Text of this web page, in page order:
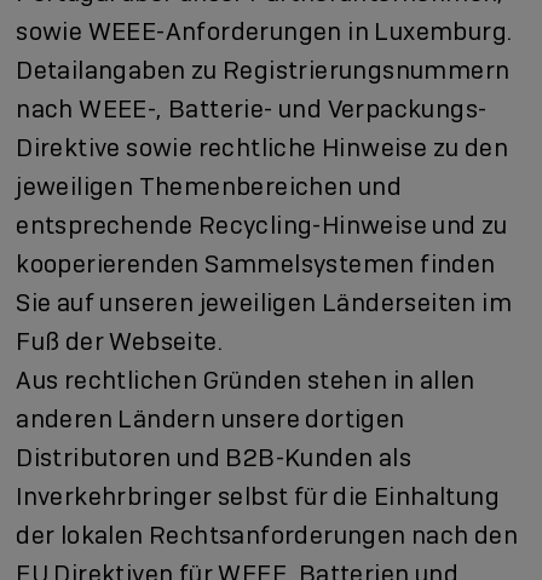
sowie WEEE-Anforderungen in Luxemburg.
Detailangaben zu Registrierungsnummern
nach WEEE-, Batterie- und Verpackungs-
Direktive sowie rechtliche Hinweise zu den
jeweiligen Themenbereichen und
entsprechende Recycling-Hinweise und zu
kooperierenden Sammelsystemen finden
Sie auf unseren jeweiligen Länderseiten im
Fuß der Webseite.
Aus rechtlichen Gründen stehen in allen
anderen Ländern unsere dortigen
Distributoren und B2B-Kunden als
Inverkehrbringer selbst für die Einhaltung
der lokalen Rechtsanforderungen nach den
EU Direktiven für WEEE, Batterien und